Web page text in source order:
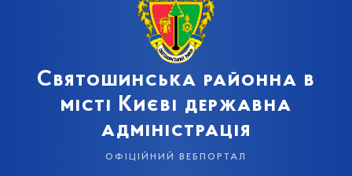
Святошинська районна в
місті Києві державна
адміністрація
офіційний вебпортал